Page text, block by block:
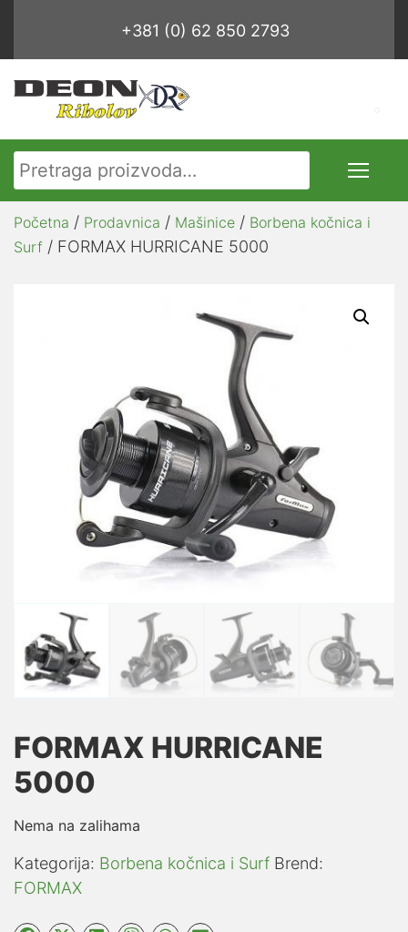
+381 (0) 62 850 2793
Pretraga za:
Početna / Prodavnica / Mašinice / Borbena kočnica i
Surf / FORMAX HURRICANE 5000
FORMAX HURRICANE
5000
Nema na zalihama
Kategorija: Borbena kočnica i Surf Brend:
FORMAX